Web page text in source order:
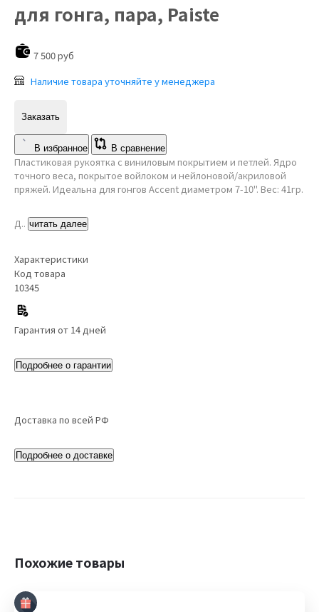
для гонга, пара, Paiste
7 500 руб
Наличие товара уточняйте у менеджера
Заказать
В избранное В сравнение
Пластиковая рукоятка с виниловым покрытием и петлей. Ядро
точного веса, покрытое войлоком и нейлоновой/акриловой
пряжей. Идеальна для гонгов Accent диаметром 7-10". Вес: 41гр.
Д.. читать далее
Характеристики
Код товара
10345
Гарантия от 14 дней
Подробнее о гарантии
Доставка по всей РФ
Подробнее о доставке
Похожие товары